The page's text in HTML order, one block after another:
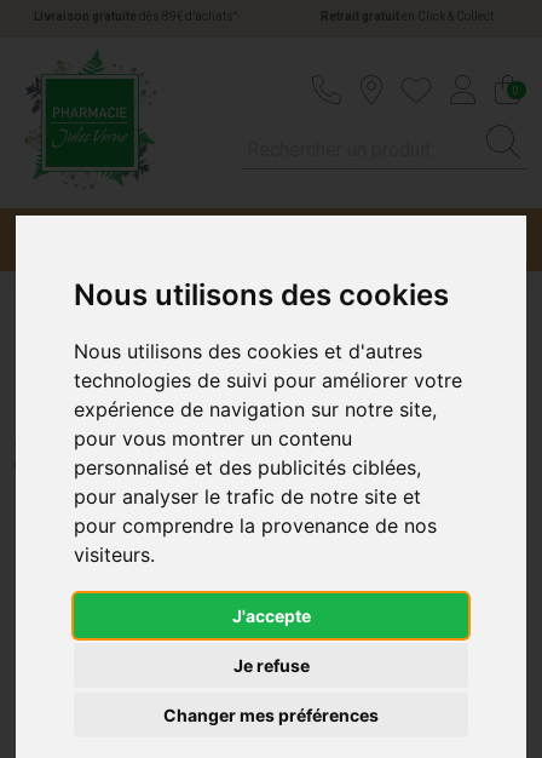
Nous utilisons des cookies
Nous utilisons des cookies et d'autres
technologies de suivi pour améliorer votre
expérience de navigation sur notre site,
pour vous montrer un contenu
personnalisé et des publicités ciblées,
pour analyser le trafic de notre site et
pour comprendre la provenance de nos
visiteurs.
J'accepte
Je refuse
Changer mes préférences
Livraison gratuite dès 89€ d’achats * Retrait gratuiten Click & Collect
0
Minoxidil 5% Mylan Sol Ext
60Ml 3
VIATRIS